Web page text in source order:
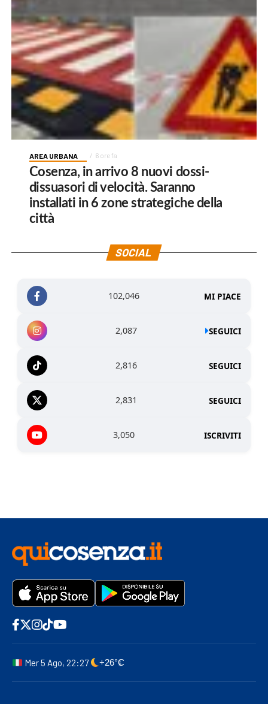
AREA URBANA 6 ore fa
Cosenza, in arrivo 8 nuovi dossi-
dissuasori di velocità. Saranno
installati in 6 zone strategiche della
città
SOCIAL
102,046 MI PIACE
2,087 SEGUICI
2,816 SEGUICI
2,831 SEGUICI
3,050 ISCRIVITI
Mer 5 Ago, 22:27 +26°C